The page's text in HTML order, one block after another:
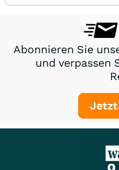
Abonnieren Sie
und verpassen
Jetzt